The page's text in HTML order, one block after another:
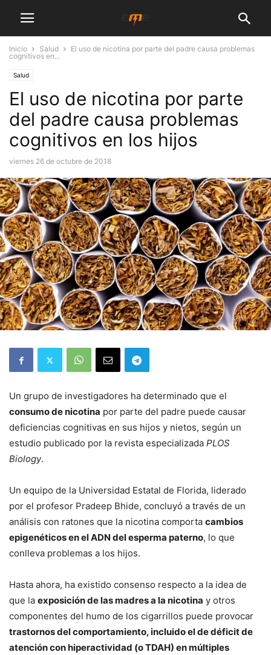
Inicio Salud
El uso de nicotina por parte del padre causa problemas
cognitivos en...
Salud
El uso de nicotina por parte
del padre causa problemas
cognitivos en los hijos
viernes 26 de octubre de 2018
Un grupo de investigadores ha determinado que el
consumo de nicotina por parte del padre puede causar
deficiencias cognitivas en sus hijos y nietos, según un
estudio publicado por la revista especializada PLOS
Biology.
Un equipo de la Universidad Estatal de Florida, liderado
por el profesor Pradeep Bhide, concluyó a través de un
análisis con ratones que la nicotina comporta cambios
epigenéticos en el ADN del esperma paterno, lo que
conlleva problemas a los hijos.
Hasta ahora, ha existido consenso respecto a la idea de
que la exposición de las madres a la nicotina y otros
componentes del humo de los cigarrillos puede provocar
trastornos del comportamiento, incluido el de déficit de
atención con hiperactividad (o TDAH) en múltiples